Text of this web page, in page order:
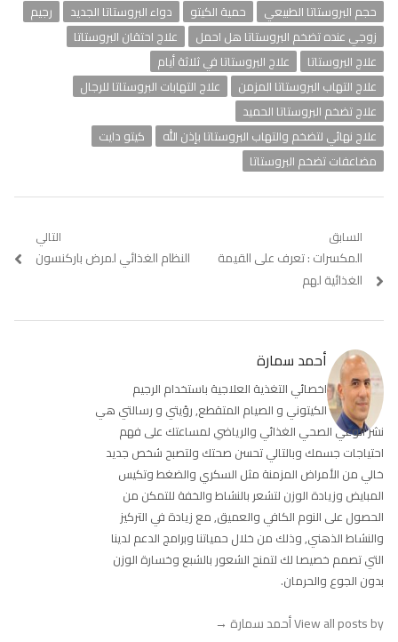
حجم البروستاتا الطبيعي
حمية الكيتو دواء البروستاتا الجديد
رجيم
زوجي عنده تضخم البروستاتا هل احمل
علاج احتقان البروستاتا
علاج البروستاتا
علاج البروستاتا في ثلاثة أيام
علاج التهاب البروستاتا المزمن
علاج التهابات البروستاتا للرجال
علاج تضخم البروستاتا الحميد
علاج نهائي لتضخم والتهاب البروستاتا بإذن الله
كيتو دايت
مضاعفات تضخم البروستاتا
تصفّح
المقالات
السابق
Previous
post:
المكسرات : تعرف على القيمة
الغذائية لهم
التالي
Next
النظام الغذائي لمرض باركنسون
أحمد سمارة
اخصائي التغذية العلاجية باستخدام الرجيم
الكيتوني و الصيام المتقطع, رؤيتي و رسالتي هي
نشر الوعي الصحي الغذائي والرياضي لمساعتك على فهم
احتياجات جسمك وبالتالي تحسن صحتك ولتصبح شخص جديد
خالي من الأمراض المزمنة مثل السكري والضغط وتكيس
المبايض وزيادة الوزن لتشعر بالنشاط والخفة للتمكن من
الحصول على النوم الكافي والعميق, مع زيادة في التركيز
والنشاط الذهني, وذلك من خلال حمياتنا وبرامج الدعم لدينا
التي تصمم خصيصا لك لتمنح الشعور بالشبع وخسارة الوزن
بدون الجوع والحرمان.
View all posts by أحمد سمارة →